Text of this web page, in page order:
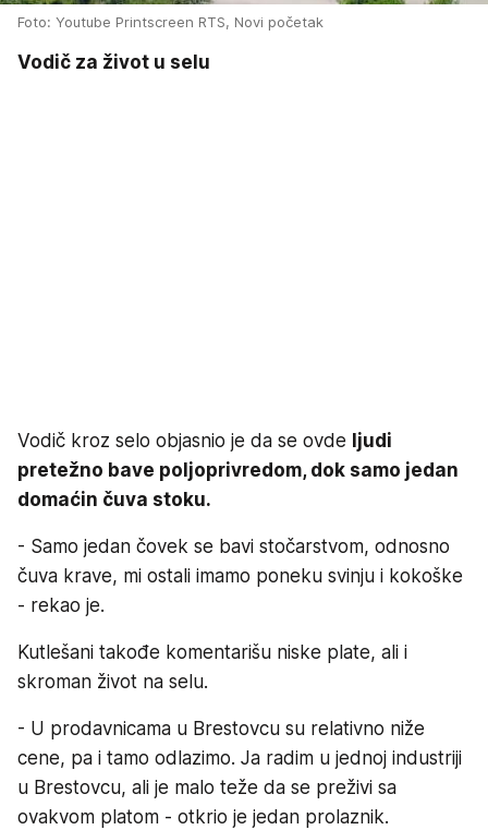
Foto: Youtube Printscreen RTS, Novi početak
Vodič za život u selu
Vodič kroz selo objasnio je da se ovde ljudi
pretežno bave poljoprivredom, dok samo jedan
domaćin čuva stoku.
- Samo jedan čovek se bavi stočarstvom, odnosno
čuva krave, mi ostali imamo poneku svinju i kokoške
- rekao je.
Kutlešani takođe komentarišu niske plate, ali i
skroman život na selu.
- U prodavnicama u Brestovcu su relativno niže
cene, pa i tamo odlazimo. Ja radim u jednoj industriji
u Brestovcu, ali je malo teže da se preživi sa
ovakvom platom - otkrio je jedan prolaznik.